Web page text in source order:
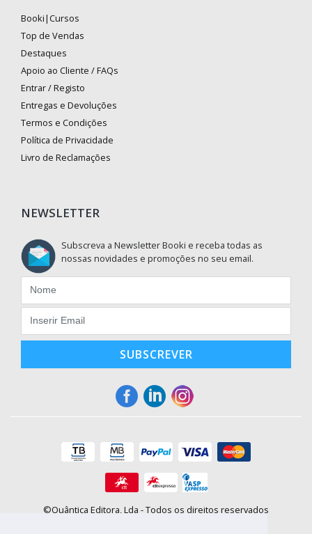
Booki|Cursos
Top de Vendas
Destaques
Apoio ao Cliente / FAQs
Entrar / Registo
Entregas e Devoluções
Termos e Condições
Política de Privacidade
Livro de Reclamações
NEWSLETTER
Subscreva a Newsletter Booki e receba todas as
nossas novidades e promoções no seu email.
SUBSCREVER
©Quântica Editora, Lda - Todos os direitos reservados